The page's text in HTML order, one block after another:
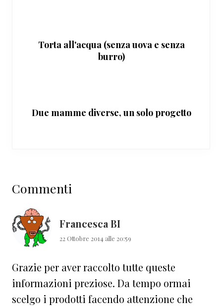
Torta all'acqua (senza uova e senza
burro)
Due mamme diverse, un solo progetto
del
lettore
Commenti
Francesca BI
22 Ottobre 2014 alle 20:59
Grazie per aver raccolto tutte queste
informazioni preziose. Da tempo ormai
scelgo i prodotti facendo attenzione che